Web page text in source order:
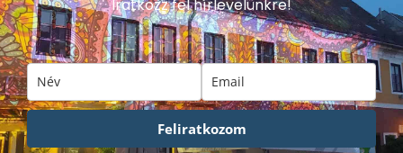
Iratkozz fel hírlevelünkre!
Feliratkozom